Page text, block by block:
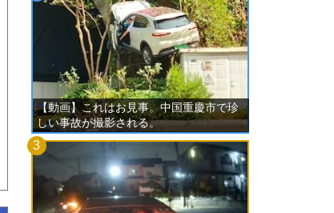
【動画】これはお見事。中国重慶市で珍
しい事故が撮影される。